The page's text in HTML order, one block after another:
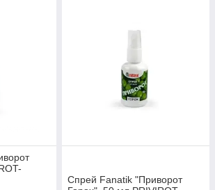
Спрей Fanatik "Приворот